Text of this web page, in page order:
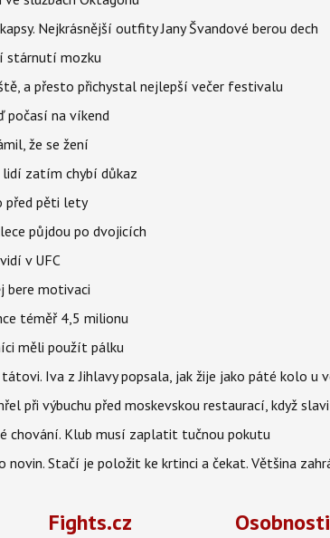
Nejkrásnější outfity Jany Švandové berou dech
stárnutí mozku
a přesto přichystal nejlepší večer festivalu
počasí na víkend
že se žení
zatím chybí důkaz
před pěti lety
půjdou po dvojicích
v UFC
bere motivaci
téměř 4,5 milionu
měli použít pálku
Iva z Jihlavy popsala, jak žije jako páté kolo u
při výbuchu před moskevskou restaurací, když
chování. Klub musí zaplatit tučnou pokutu
novin. Stačí je položit ke krtinci a čekat. Většina
Fights.cz